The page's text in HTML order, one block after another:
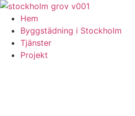
Skip
content
Hem
Byggstädning i Stockholm
Tjänster
Projekt